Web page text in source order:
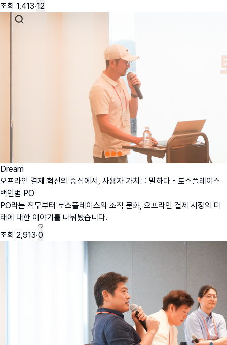
조회 1,413·12
Dream
오프라인 결제 혁신의 중심에서, 사용자 가치를 말하다 - 토스플레이스
백인범 PO
PO라는 직무부터 토스플레이스의 조직 문화, 오프라인 결제 시장의 미
래에 대한 이야기를 나눠봤습니다.
조회 2,913·0